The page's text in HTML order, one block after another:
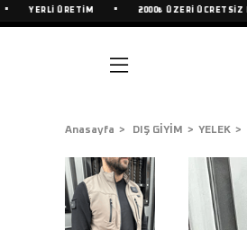
YERLİ ÜRETİM • 2000₺ ÜZERİ ÜCRETSİZ KARGO
Anasayfa DIŞ GİYİM YELEK